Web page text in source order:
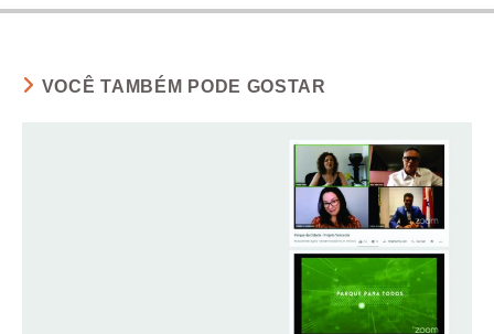
VOCÊ TAMBÉM PODE GOSTAR